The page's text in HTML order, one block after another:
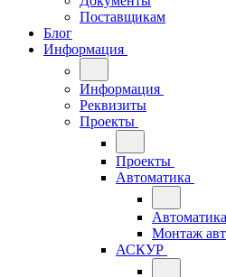
Поставщикам
Блог
Информация
Информация
Реквизиты
Проекты
Проекты
Автоматика
Автоматика
Монтаж
АСКУР